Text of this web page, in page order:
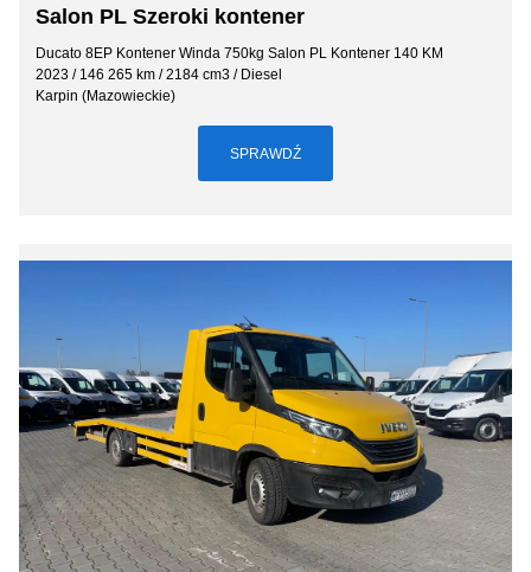
Salon PL Szeroki kontener
Ducato 8EP Kontener Winda 750kg Salon PL Kontener 140 KM
2023 / 146 265 km / 2184 cm3 / Diesel
Karpin (Mazowieckie)
SPRAWDŹ